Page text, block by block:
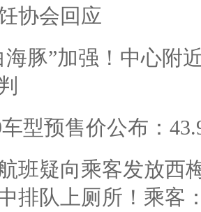
协会回应
海豚”加强！中心附
型预售价公布：
班疑向乘客发放西
排队上厕所！乘客